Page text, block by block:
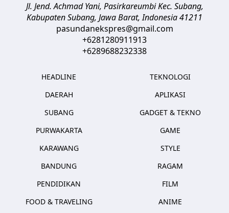
Jl. Jend. Achmad Yani, Pasirkareumbi Kec. Subang,
Kabupaten Subang, Jawa Barat,Indonesia41211
pasundanekspres@gmail.com
+6281280911913
+6289688232338
HEADLINE
DAERAH
SUBANG
PURWAKARTA
KARAWANG
BANDUNG
PENDIDIKAN
FOOD & TRAVELING
TEKNOLOGI
APLIKASI
GADGET & TEKNO
GAME
STYLE
RAGAM
FILM
ANIME